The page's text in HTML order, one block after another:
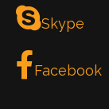
Skype
Facebook